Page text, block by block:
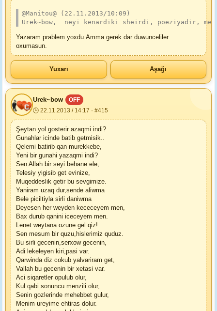
@Manitou@ (22.11.2013/10:09)
Urek~bow,  neyi kenardiki sheirdi, poeziyadir,
Yazaram prablem yoxdu.Amma gerek dar duwunceliler
oxumasun.
Yuxarı Aşağı
Urek~bow
OFF
🕒 22.11.2013 / 14:17 · #415
Şeytan yol gosterir azaqmi indi?
Gunahlar icinde batib getmisik..
Qelemi batirib qan murekkebe,
Yeni bir gunahi yazaqmi indi?
Sen Allah bir seyi behane ele,
Telesiy yigisib get evinize,
Muqeddeslik getir bu sevgimize.
Yaniram uzaq dur,sende aliwma
Bele piciltiyla sirli daniwma
Deyesen her weyden kececeyem men,
Bax durub qanini iceceyem men.
Lenet weytana ozune gel qiz!
Sen mesum bir quzu,hislerimiz quduz.
Bu sirli gecenin,serxow gecenin,
Adi lekeleyen kiri,pasi var.
Qarwinda diz cokub yalvariram get,
Vallah bu gecenin bir xetasi var.
Aci siqaretler opulub olur,
Kul qabi sonuncu menzili olur,
Senin gozlerinde mehebbet gulur,
Menim ureyime ehtiras dolur.